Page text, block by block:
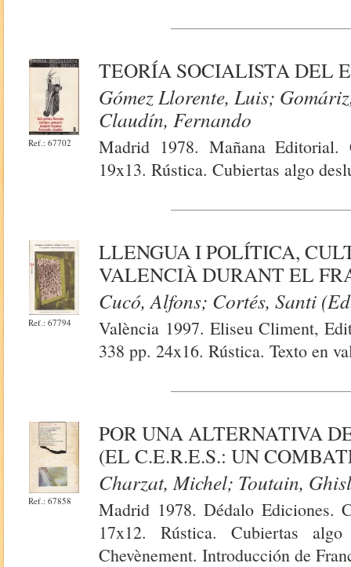
Ref.: 67702
TEORÍA SOCIALISTA DEL
Gómez Llorente, Luis;
Claudín, Fernando
Madrid 1978. Mañana
19x13. Rústica. Cubiertas algo
Ref.: 67794
LLENGUA I POLÍTICA,
VALENCIÀ DURANT EL
Cucó, Alfons; Cortés, Santi
València 1997. Eliseu Climent,
338 pp. 24x16. Rústica. Texto en
Ref.: 67858
POR UNA ALTERNATIVA
(EL C.E.R.E.S.: UN
Charzat, Michel; Toutain,
Madrid 1978. Dédalo Ediciones.
17x12. Rústica. Cubiertas algo
Chevènement. Introducción de